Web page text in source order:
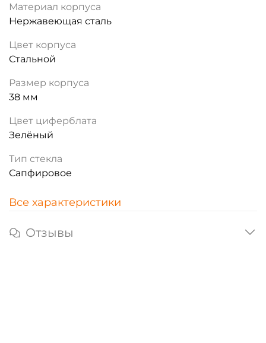
Материал корпуса
Нержавеющая сталь
Цвет корпуса
Стальной
Размер корпуса
38 мм
Цвет циферблата
Зелёный
Тип стекла
Сапфировое
Все характеристики
Отзывы